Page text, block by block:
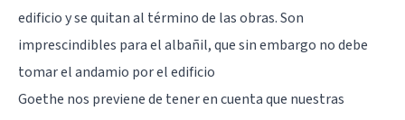
edificio y se quitan al término de las obras. Son
imprescindibles para el albañil, que sin embargo no debe
tomar el andamio por el edificio
Goethe nos previene de tener en cuenta que nuestras